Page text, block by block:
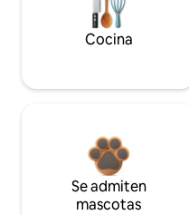
Cocina
Se admiten
mascotas